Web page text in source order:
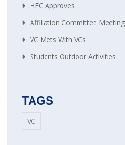
HEC Approves
Affiliation Committee Meeting
VC Mets With VCs
Students Outdoor Activities
TAGS
VC